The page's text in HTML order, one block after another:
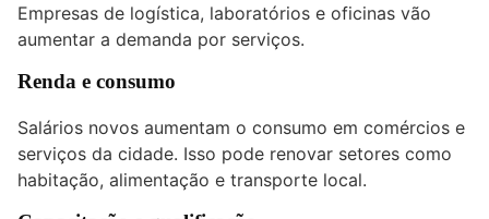
Empresas de logística, laboratórios e oficinas vão
aumentar a demanda por serviços.
Renda e consumo
Salários novos aumentam o consumo em comércios e
serviços da cidade. Isso pode renovar setores como
habitação, alimentação e transporte local.